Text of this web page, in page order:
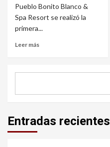
Pueblo Bonito Blanco &
Spa Resort se realizó la
primera...
Leer más
Entradas recientes